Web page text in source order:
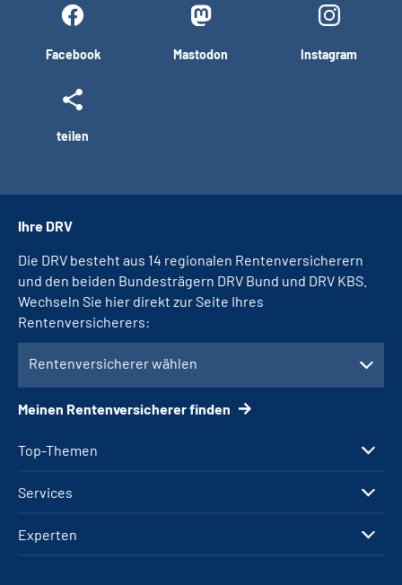
Facebook Mastodon Instagram
teilen
Top-Themen
Services
Experten
Ihre DRV
Die DRV besteht aus 14 regionalen Rentenversicherern
und den beiden Bundesträgern DRV Bund und DRV KBS.
Wechseln Sie hier direkt zur Seite Ihres
Rentenversicherers:
Rentenversicherer wählen
Meinen Rentenversicherer finden